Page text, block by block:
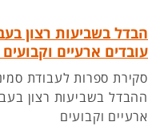
הבדל בשביעות רצון
עובדים ארעיים
סקירת ספרות לעבודת
ההבדל בשביעות רצון
ארעיים וקבועים